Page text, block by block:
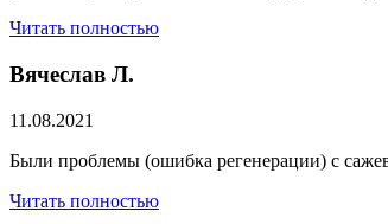
Читать полностью
Вячеслав Л.
11.08.2021
Были проблемы (ошибка регенерации) с
Читать полностью